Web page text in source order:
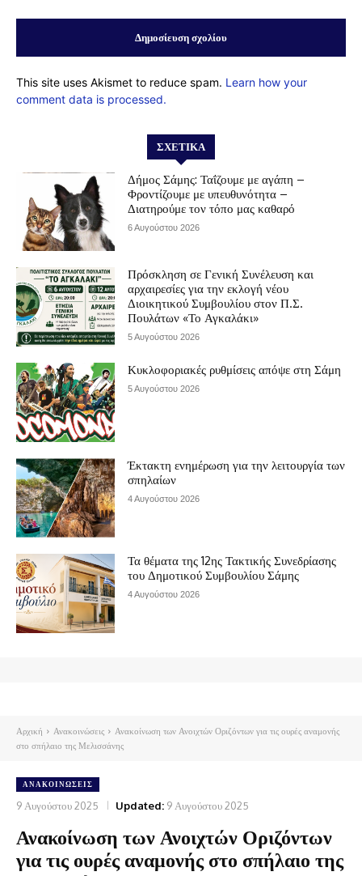
This site uses Akismet to reduce spam. Learn how your
comment data is processed.
ΣΧΕΤΙΚΆ
Δήμος Σάμης: Ταΐζουμε με αγάπη –
Φροντίζουμε με υπευθυνότητα –
Διατηρούμε τον τόπο μας καθαρό
6 Αυγούστου 2026
Πρόσκληση σε Γενική Συνέλευση και
αρχαιρεσίες για την εκλογή νέου
Διοικητικού Συμβουλίου στον Π.Σ.
Πουλάτων «Το Αγκαλάκι»
5 Αυγούστου 2026
Κυκλοφοριακές ρυθμίσεις απόψε στη Σάμη
5 Αυγούστου 2026
Έκτακτη ενημέρωση για την λειτουργία των
σπηλαίων
4 Αυγούστου 2026
Τα θέματα της 12ης Τακτικής Συνεδρίασης
του Δημοτικού Συμβουλίου Σάμης
4 Αυγούστου 2026